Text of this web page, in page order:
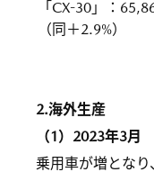
「CX-30」
：
（同＋2.9%）
2.海外生産
（1）2023年3月
乗用車が増とな